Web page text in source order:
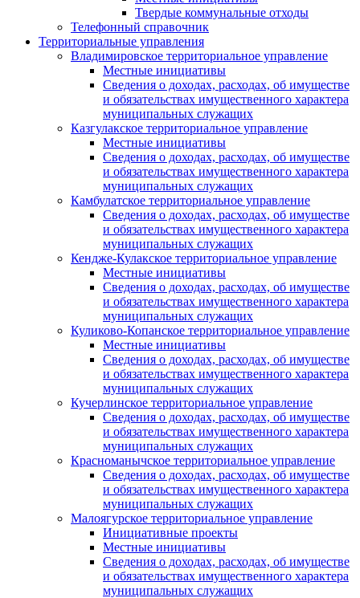
Твердые коммунальные отходы
Телефонный справочник
Территориальные управления
Владимировское территориальное управление
Местные инициативы
Сведения о доходах, расходах, об имуществе
и обязательствах имущественного характера
муниципальных служащих
Казгулакское территориальное управление
Местные инициативы
Сведения о доходах, расходах, об имуществе
и обязательствах имущественного характера
муниципальных служащих
Камбулатское территориальное управление
Сведения о доходах, расходах, об имуществе
и обязательствах имущественного характера
муниципальных служащих
Кендже-Кулакское территориальное управление
Местные инициативы
Сведения о доходах, расходах, об имуществе
и обязательствах имущественного характера
муниципальных служащих
Куликово-Копанское территориальное управление
Местные инициативы
Сведения о доходах, расходах, об имуществе
и обязательствах имущественного характера
муниципальных служащих
Кучерлинское территориальное управление
Сведения о доходах, расходах, об имуществе
и обязательствах имущественного характера
муниципальных служащих
Красноманычское территориальное управление
Сведения о доходах, расходах, об имуществе
и обязательствах имущественного характера
муниципальных служащих
Малоягурское территориальное управление
Инициативные проекты
Местные инициативы
Сведения о доходах, расходах, об имуществе
и обязательствах имущественного характера
муниципальных служащих